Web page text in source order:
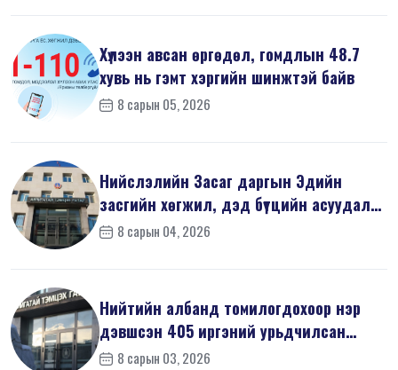
Хүлээн авсан өргөдөл, гомдлын 48.7
хувь нь гэмт хэргийн шинжтэй байв
8 сарын 05, 2026
Нийслэлийн Засаг даргын Эдийн
засгийн хөгжил, дэд бүтцийн асуудал
хари...
8 сарын 04, 2026
Нийтийн албанд томилогдохоор нэр
дэвшсэн 405 иргэний урьдчилсан
мэдүүл...
8 сарын 03, 2026